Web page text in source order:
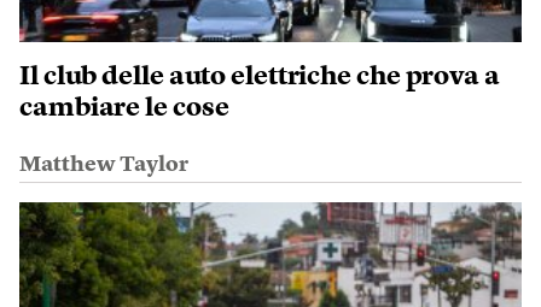
Il club delle auto elettriche che prova a
cambiare le cose
Matthew Taylor